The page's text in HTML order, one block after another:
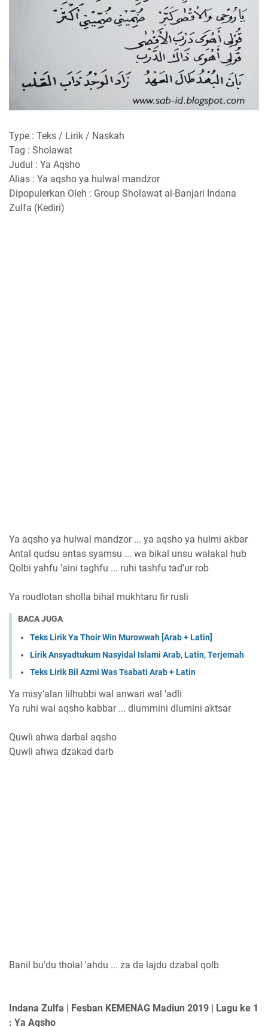
Type : Teks / Lirik / Naskah
Tag : Sholawat
Judul : Ya Aqsho
Alias : Ya aqsho ya hulwal mandzor
Dipopulerkan Oleh : Group Sholawat al-Banjari Indana
Zulfa (Kediri)
Ya aqsho ya hulwal mandzor ... ya aqsho ya hulmi akbar
Antal qudsu antas syamsu ... wa bikal unsu walakal hub
Qolbi yahfu 'aini taghfu ... ruhi tashfu tad'ur rob
Ya roudlotan sholla bihal mukhtaru fir rusli
BACA JUGA
Teks Lirik Ya Thoir Win Murowwah [Arab + Latin]
Lirik Ansyadtukum Nasyidal Islami Arab, Latin, Terjemah
Teks Lirik Bil Azmi Was Tsabati Arab + Latin
Ya misy'alan lilhubbi wal anwari wal 'adli
Ya ruhi wal aqsho kabbar ... dlummini dlumini aktsar
Quwli ahwa darbal aqsho
Quwli ahwa dzakad darb
Banil bu'du tholal 'ahdu ... za da lajdu dzabal qolb
Indana Zulfa | Fesban KEMENAG Madiun 2019 | Lagu ke 1
: Ya Aqsho